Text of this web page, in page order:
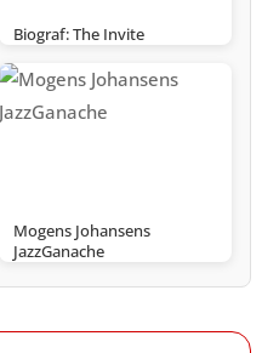
Biograf: The Invite
Mogens Johansens
JazzGanache